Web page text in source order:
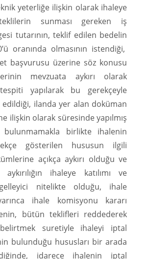
yeterliğe ilişkin olarak ihaleye
sunması gereken iş
tutarının, teklif edilen bedelin
oranında olmasının istendiği,
başvurusu üzerine söz konusu
mevzuata aykırı olarak
yapılarak bu gerekçeyle
ilanda yer alan doküman
ilişkin olarak süresinde yapılmış
birlikte ihalenin
gösterilen hususun ilgili
açıkça aykırı olduğu ve
ihaleye katılımı ve
nitelikte olduğu, ihale
ihale komisyonu kararı
bütün teklifleri reddederek
suretiyle ihaleyi iptal
bulunduğu hususları bir arada
idarece ihalenin iptal